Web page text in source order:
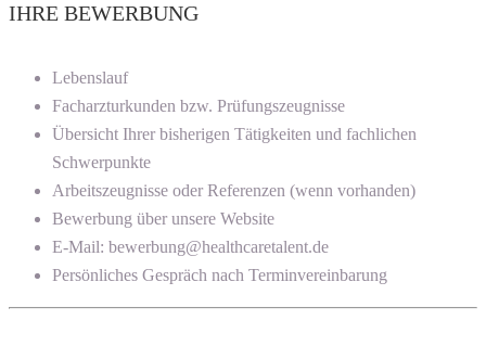
IHRE BEWERBUNG
Lebenslauf
Facharzturkunden bzw. Prüfungszeugnisse
Übersicht Ihrer bisherigen Tätigkeiten und fachlichen
Schwerpunkte
Arbeitszeugnisse oder Referenzen (wenn vorhanden)
Bewerbung über unsere Website
E-Mail: bewerbung@healthcaretalent.de
Persönliches Gespräch nach Terminvereinbarung